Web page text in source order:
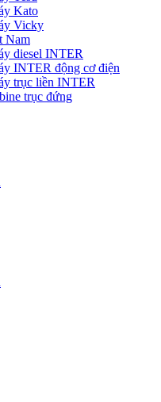
Kato
Vicky
Nam
diesel INTER
INTER động cơ điện
trục liền INTER
trục đứng